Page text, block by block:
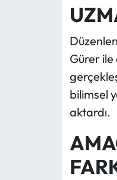
Gürer ile
bilimsel
aktardı.